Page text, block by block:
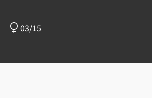
03/15